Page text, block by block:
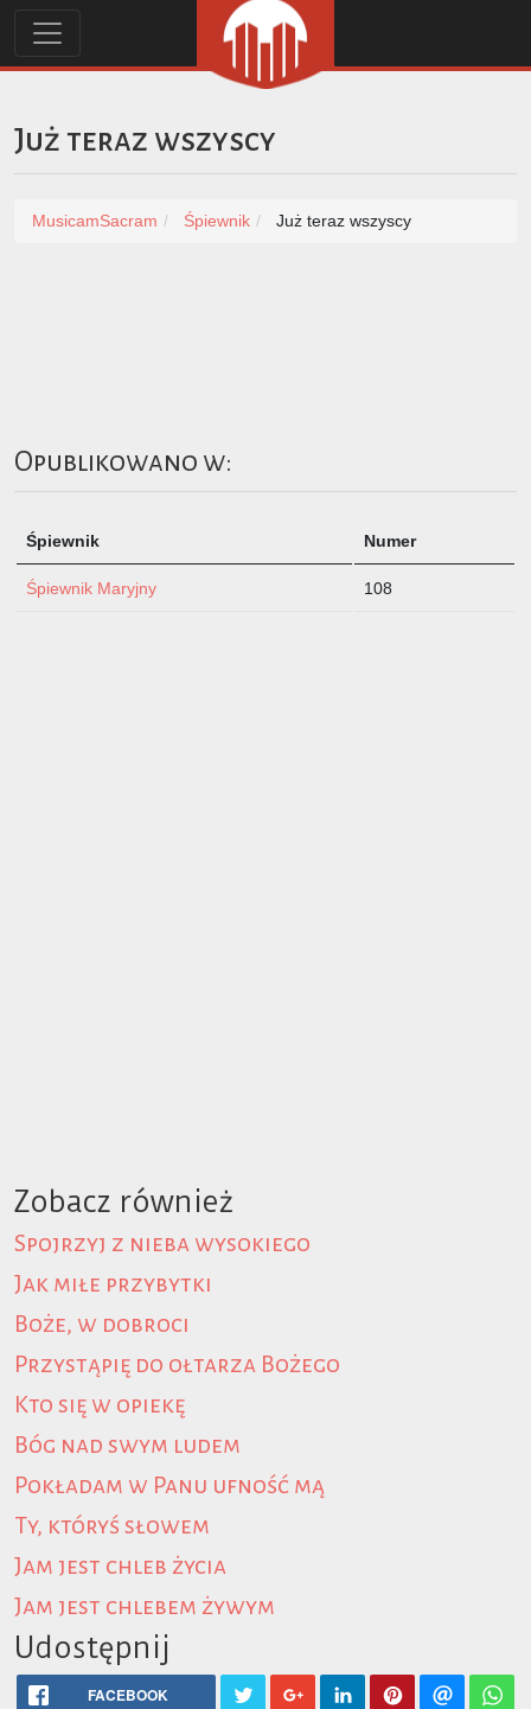
Już teraz wszyscy
MusicamSacram Śpiewnik Już teraz wszyscy
Opublikowano w:
Śpiewnik Numer
Śpiewnik Maryjny 108
Zobacz również
Spojrzyj z nieba wysokiego
Jak miłe przybytki
Boże, w dobroci
Przystąpię do ołtarza Bożego
Kto się w opiekę
Bóg nad swym ludem
Pokładam w Panu ufność mą
Ty, któryś słowem
Jam jest chleb życia
Jam jest chlebem żywym
Udostępnij
FACEBOOK